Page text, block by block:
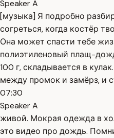
Speaker A
[музыка] Я подробно
согреться, когда костёр
Она может спасти тебе
полиэтиленовый плащ-
100 г, складывается в
между промок и замёрз, и
07:30
Speaker A
живой. Мокрая одежда в
это видео про дождь.